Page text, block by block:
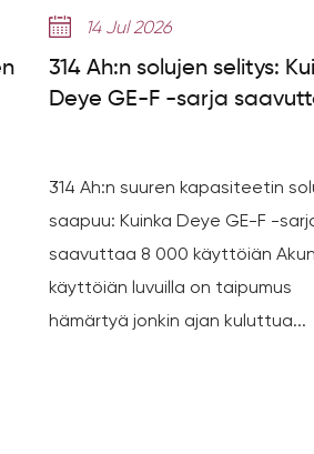
14 Jul 2026
314 Ah:n solujen selitys:
Deye GE-F -sarja
314 Ah:n suuren kapasiteetin
saapuu: Kuinka Deye GE-F -
saavuttaa 8 000 käyttöiän Akun
käyttöiän luvuilla on taipumus
hämärtyä jonkin ajan kuluttua...